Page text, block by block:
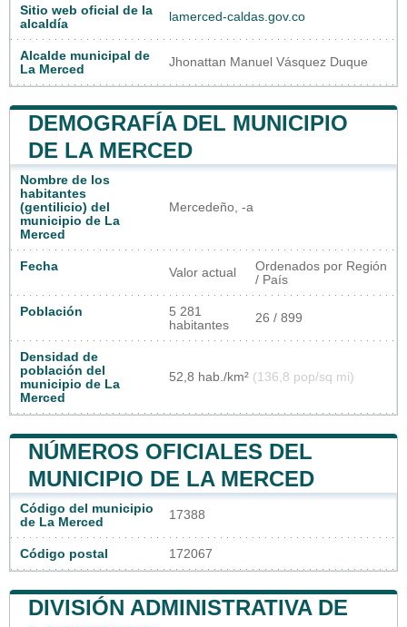
Sitio web oficial de la
alcaldía
lamerced-caldas.gov.co
Alcalde municipal de
La Merced
Jhonattan Manuel Vásquez Duque
DEMOGRAFÍA DEL MUNICIPIO
DE LA MERCED
Nombre de los
habitantes
(gentilicio) del
municipio de La
Merced
Mercedeño, -a
Fecha Valor actual
Ordenados por Región
/ País
Población
5 281
habitantes
26 / 899
Densidad de
población del
municipio de La
Merced
52,8 hab./km² (136,8 pop/sq mi)
NÚMEROS OFICIALES DEL
MUNICIPIO DE LA MERCED
Código del municipio
de La Merced
17388
Código postal 172067
DIVISIÓN ADMINISTRATIVA DE